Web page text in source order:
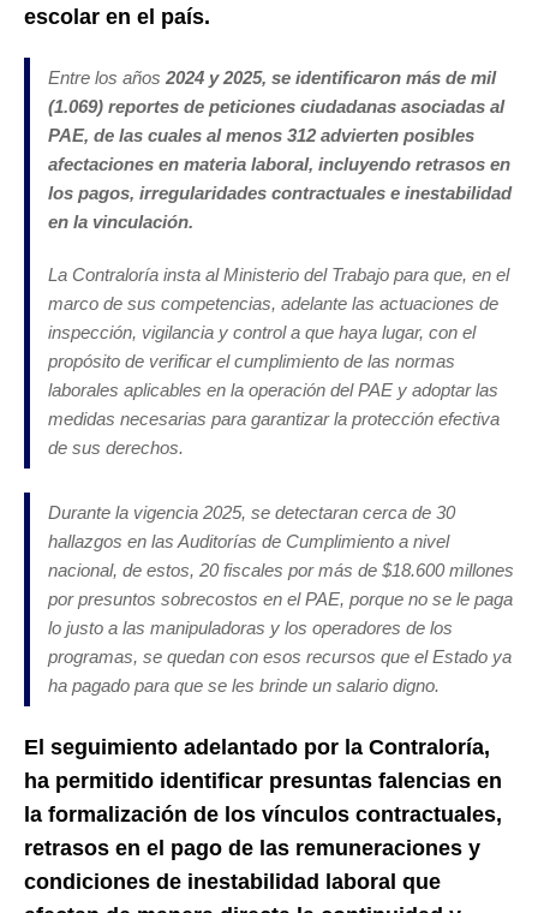
escolar en el país.
Entre los años 2024 y 2025, se identificaron más de mil
(1.069) reportes de peticiones ciudadanas asociadas al
PAE, de las cuales al menos 312 advierten posibles
afectaciones en materia laboral, incluyendo retrasos en
los pagos, irregularidades contractuales e inestabilidad
en la vinculación.
La Contraloría insta al Ministerio del Trabajo para que, en el
marco de sus competencias, adelante las actuaciones de
inspección, vigilancia y control a que haya lugar, con el
propósito de verificar el cumplimiento de las normas
laborales aplicables en la operación del PAE y adoptar las
medidas necesarias para garantizar la protección efectiva
de sus derechos.
Durante la vigencia 2025, se detectaran cerca de 30
hallazgos en las Auditorías de Cumplimiento a nivel
nacional, de estos, 20 fiscales por más de $18.600 millones
por presuntos sobrecostos en el PAE, porque no se le paga
lo justo a las manipuladoras y los operadores de los
programas, se quedan con esos recursos que el Estado ya
ha pagado para que se les brinde un salario digno.
El seguimiento adelantado por la Contraloría,
ha permitido identificar presuntas falencias en
la formalización de los vínculos contractuales,
retrasos en el pago de las remuneraciones y
condiciones de inestabilidad laboral que